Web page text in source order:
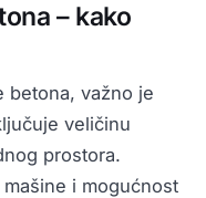
– kako
betona, važno je
veličinu
prostora.
i mogućnost